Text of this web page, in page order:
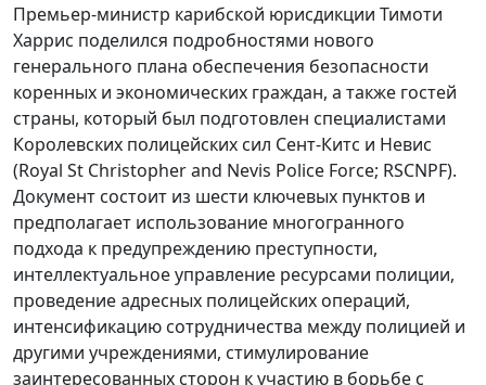
Премьер-министр карибской юрисдикции Тимоти
Харрис поделился подробностями нового
генерального плана обеспечения безопасности
коренных и экономических граждан, а также гостей
страны, который был подготовлен специалистами
Королевских полицейских сил Сент-Китс и Невис
(Royal St Christopher and Nevis Police Force; RSCNPF).
Документ состоит из шести ключевых пунктов и
предполагает использование многогранного
подхода к предупреждению преступности,
интеллектуальное управление ресурсами полиции,
проведение адресных полицейских операций,
интенсификацию сотрудничества между полицией и
другими учреждениями, стимулирование
заинтересованных сторон к участию в борьбе с